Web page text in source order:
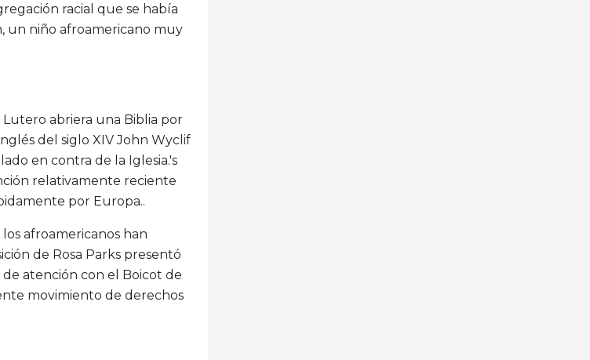
racial que se había
un niño afroamericano muy
abriera una Biblia por
del siglo XIV John Wyclif
en contra de la Iglesia.'s
relativamente reciente
por Europa..
afroamericanos han
de Rosa Parks presentó
atención con el Boicot de
movimiento de derechos